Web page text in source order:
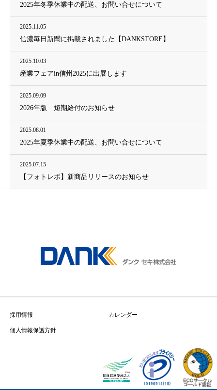
2025年冬季休業中の配送、お問い合せについて
2025.11.05
信濃毎日新聞に掲載されました【DANKSTORE】
2025.10.03
産業フェアin信州2025に出展します
2025.09.09
2026年版 短期給付のお知らせ
2025.08.01
2025年夏季休業中の配送、お問い合せについて
2025.07.15
【フォトレボ】新商品リリースのお知らせ
採用情報 カレンダー
個人情報保護方針